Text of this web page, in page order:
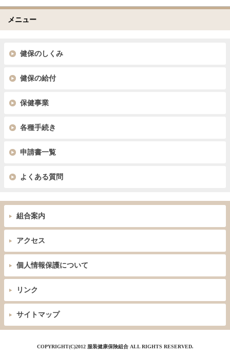
メニュー
健保のしくみ
健保の給付
保健事業
各種手続き
申請書一覧
よくある質問
組合案内
アクセス
個人情報保護について
リンク
サイトマップ
COPYRIGHT(C)2012 服装健康保険組合 ALL RIGHTS RESERVED.